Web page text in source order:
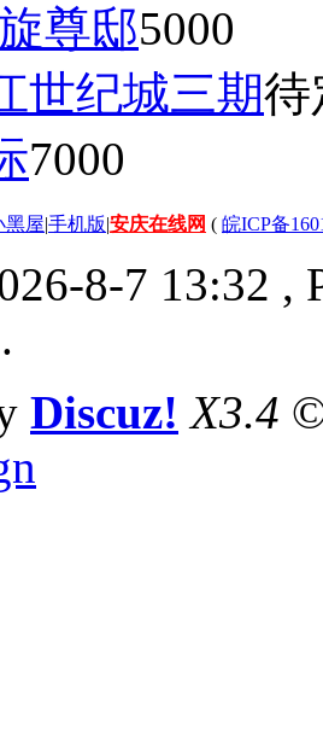
尊邸5000
世纪城三期待
7000
黑屋|手机版|安庆在线网 ( 皖ICP备
8-7 13:32 ,
Discuz! X3.4